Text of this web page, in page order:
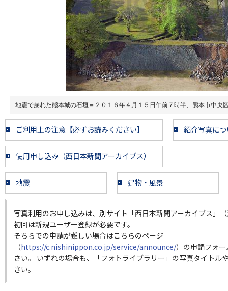
地震で崩れた熊本城の石垣＝２０１６年４月１５日午前７時半、熊本市中央
ご利用上の注意【必ずお読みください】 紹介写真に
使用申し込み（西日本新聞アーカイブス）
地震 建物・風景
写真利用のお申し込みは、別サイト「西日本新聞アーカイブス」
初回は新規ユーザー登録が必要です。
そちらでの申請が難しい場合はこちらのページ
（https://c.nishinippon.co.jp/service/announce/）の申請フォ
さい。 いずれの場合も、「フォトライブラリー」の写真タイトル
さい。